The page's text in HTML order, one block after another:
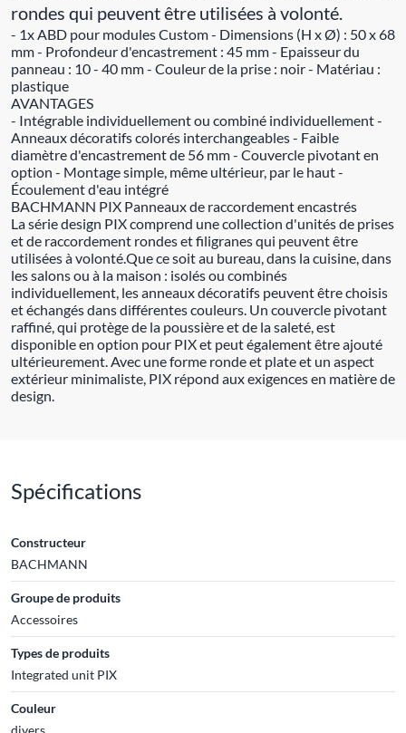
rondes qui peuvent être utilisées à volonté.
- 1x ABD pour modules Custom - Dimensions (H x Ø) : 50 x 68
mm - Profondeur d'encastrement : 45 mm - Epaisseur du
panneau : 10 - 40 mm - Couleur de la prise : noir - Matériau :
plastique
AVANTAGES
- Intégrable individuellement ou combiné individuellement -
Anneaux décoratifs colorés interchangeables - Faible
diamètre d'encastrement de 56 mm - Couvercle pivotant en
option - Montage simple, même ultérieur, par le haut -
Écoulement d'eau intégré
BACHMANN PIX Panneaux de raccordement encastrés
La série design PIX comprend une collection d'unités de prises
et de raccordement rondes et filigranes qui peuvent être
utilisées à volonté.Que ce soit au bureau, dans la cuisine, dans
les salons ou à la maison : isolés ou combinés
individuellement, les anneaux décoratifs peuvent être choisis
et échangés dans différentes couleurs. Un couvercle pivotant
raffiné, qui protège de la poussière et de la saleté, est
disponible en option pour PIX et peut également être ajouté
ultérieurement. Avec une forme ronde et plate et un aspect
extérieur minimaliste, PIX répond aux exigences en matière de
design.
Spécifications
Constructeur
BACHMANN
Groupe de produits
Accessoires
Types de produits
Integrated unit PIX
Couleur
divers